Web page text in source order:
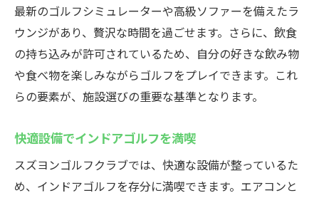
最新のゴルフシミュレーターや高級ソファーを備えたラ
ウンジがあり、贅沢な時間を過ごせます。さらに、飲食
の持ち込みが許可されているため、自分の好きな飲み物
や食べ物を楽しみながらゴルフをプレイできます。これ
らの要素が、施設選びの重要な基準となります。
快適設備でインドアゴルフを満喫
スズヨンゴルフクラブでは、快適な設備が整っているた
め、インドアゴルフを存分に満喫できます。エアコンと